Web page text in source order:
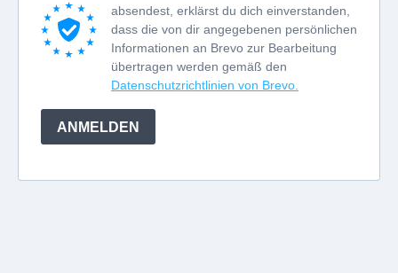
absendest, erklärst du dich einverstanden,
dass die von dir angegebenen persönlichen
Informationen an Brevo zur Bearbeitung
übertragen werden gemäß den
Datenschutzrichtlinien von Brevo.
ANMELDEN